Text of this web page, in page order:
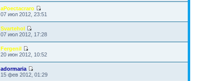
aPoectacraro
07 июл 2012, 23:51
Svartehol
07 июл 2012, 17:28
Fergenil
20 июн 2012, 10:52
adormaria
15 фев 2012, 01:29